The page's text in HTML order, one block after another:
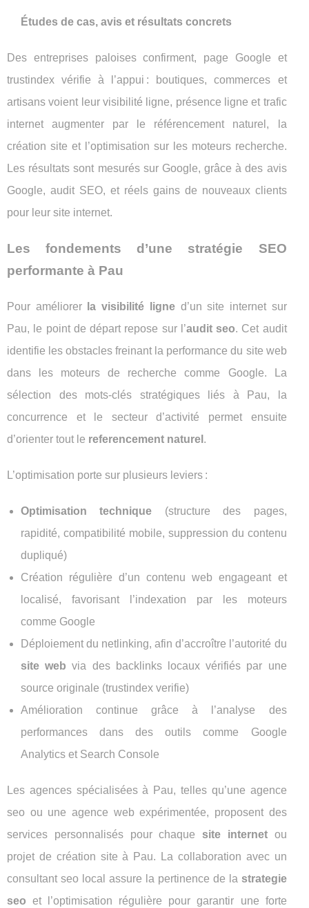
Études de cas, avis et résultats concrets
Des entreprises paloises confirment, page Google et
trustindex vérifie à l’appui : boutiques, commerces et
artisans voient leur visibilité ligne, présence ligne et trafic
internet augmenter par le référencement naturel, la
création site et l’optimisation sur les moteurs recherche.
Les résultats sont mesurés sur Google, grâce à des avis
Google, audit SEO, et réels gains de nouveaux clients
pour leur site internet.
Les fondements d’une stratégie SEO
performante à Pau
Pour améliorer la visibilité ligned’un site internet sur
Pau, le point de départ repose sur l’audit seo. Cet audit
identifie les obstacles freinant la performance du site web
dans les moteurs de recherche comme Google. La
sélection des mots-clés stratégiques liés à Pau, la
concurrence et le secteur d’activité permet ensuite
d’orienter tout le referencement naturel .
L’optimisation porte sur plusieurs leviers :
Optimisation technique (structure des pages,
rapidité, compatibilité mobile, suppression du contenu
dupliqué)
Création régulière d’un contenu web engageant et
localisé, favorisant l’indexation par les moteurs
comme Google
Déploiement du netlinking, afin d’accroître l’autorité du
site web via des backlinks locaux vérifiés par une
source originale (trustindex verifie)
Amélioration continue grâce à l’analyse des
performances dans des outils comme Google
Analytics et Search Console
Les agences spécialisées à Pau, telles qu’une agence
seo ou une agence web expérimentée, proposent des
services personnalisés pour chaque site internetou
projet de création site à Pau. La collaboration avec un
consultant seo local assure la pertinence de la strategie
seo et l’optimisation régulière pour garantir une forte